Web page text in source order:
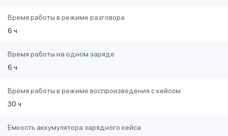
Время работы в режиме разговора
6 ч
Время работы на одном заряде
6 ч
Время работы в режиме воспроизведения с кейсом
30 ч
Емкость аккумулятора зарядного кейса